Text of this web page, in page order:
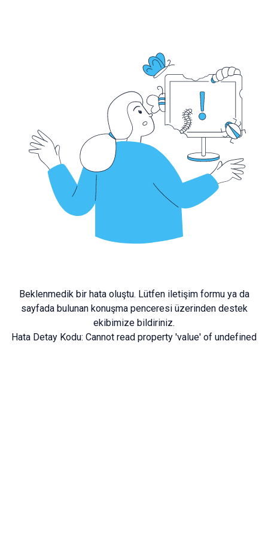
Beklenmedik bir hata oluştu. Lütfen iletişim formu ya da
sayfada bulunan konuşma penceresi üzerinden destek
ekibimize bildiriniz.
Hata Detay Kodu: Cannot read property 'value' of undefined